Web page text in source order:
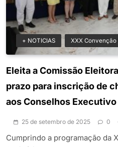
+ NOTICIAS XXX
Eleita a Comissão
prazo para inscrição de
aos Conselhos Executivo
25 de setembro de 2025 0
Cumprindo a programação da